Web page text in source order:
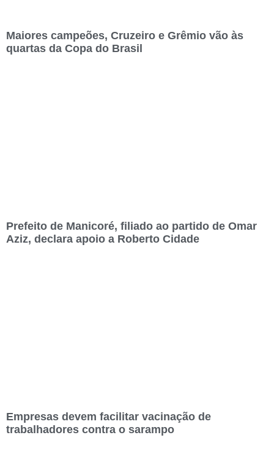
Maiores campeões, Cruzeiro e Grêmio vão às
quartas da Copa do Brasil
Prefeito de Manicoré, filiado ao partido de Omar
Aziz, declara apoio a Roberto Cidade
Empresas devem facilitar vacinação de
trabalhadores contra o sarampo